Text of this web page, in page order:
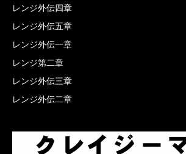
レンジ外伝四章
レンジ外伝五章
レンジ外伝一章
レンジ第二章
レンジ外伝三章
レンジ外伝二章